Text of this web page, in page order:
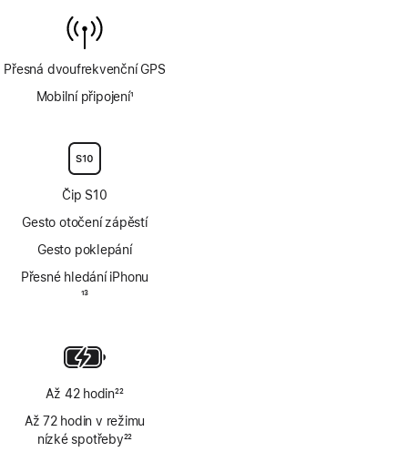
Přesná dvoufrekvenční GPS
Mobilní připojení1
Čip S10
Gesto otočení zápěstí
Gesto poklepání
Přesné hledání iPhonu
Poznámka
13
Až 42 hodin22
Až 72 hodin v režimu
nízké spotřeby22